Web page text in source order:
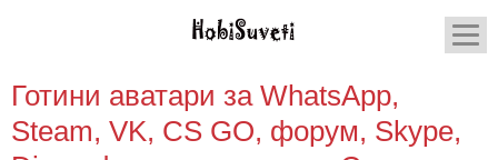
Готини аватари за WhatsApp,
Steam, VK, CS GO, форум, Skype,